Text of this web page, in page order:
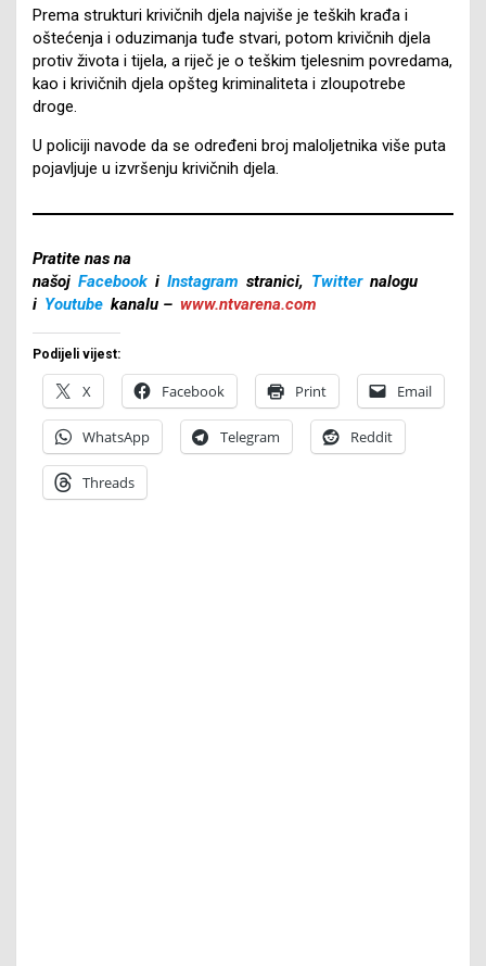
Prema strukturi krivičnih djela najviše je teških krađa i
oštećenja i oduzimanja tuđe stvari, potom krivičnih djela
protiv života i tijela, a riječ je o teškim tjelesnim povredama,
kao i krivičnih djela opšteg kriminaliteta i zloupotrebe
droge.
U policiji navode da se određeni broj maloljetnika više puta
pojavljuje u izvršenju krivičnih djela.
Pratite nas na
našoj Facebook i Instagram stranici, Twitter nalogu
i Youtube kanalu – www.ntvarena.com
Podijeli vijest:
X Facebook Print Email
WhatsApp Telegram Reddit
Threads